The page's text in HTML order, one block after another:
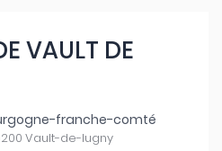
VAULT DE
franche-comté
Vault-de-lugny